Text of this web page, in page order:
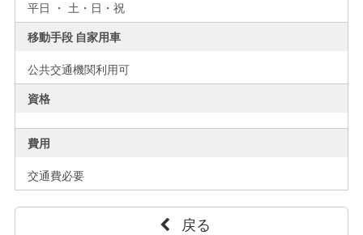
平日 ・ 土・日・祝
移動手段 自家用車
公共交通機関利用可
資格
費用
交通費必要
戻る